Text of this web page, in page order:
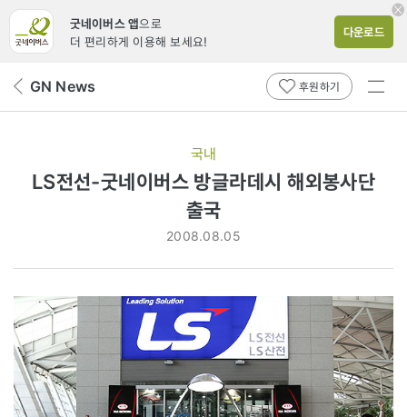
굿네이버스 앱으로
더 편리하게 이용해 보세요!
다운로드
뒤 GN News 후원하기
전체
국내
LS전선-굿네이버스 방글라데시 해외봉사단
출국
2008.08.05